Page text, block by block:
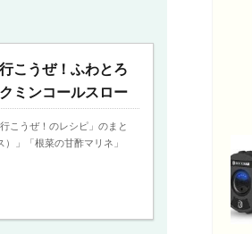
こうぜ！ふわとろ
ミンコールスロー
こうぜ！のレシピ」のまと
」「根菜の甘酢マリネ」